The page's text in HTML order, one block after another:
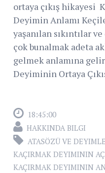
ortaya çıkış hikayesi
Deyimin Anlamı
yaşanılan sıkıntılar
çok bunalmak adeta
gelmek anlamına
Deyiminin Ortaya
18:45:00
HAKKINDA BILGI
ATASÖZÜ VE
KAÇIRMAK DEYIMININ
KAÇIRMAK DEYIMININ